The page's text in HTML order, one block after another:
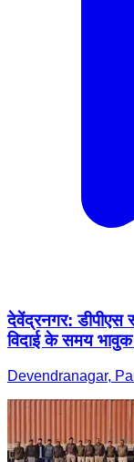
देवेंद्रनगर: डीपीएस
विदाई के समय भावुक
Devendranagar,